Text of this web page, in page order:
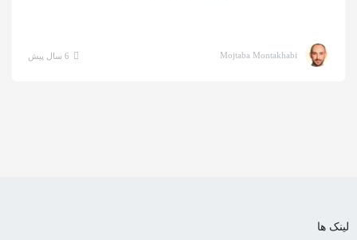
Mojtaba Montakhabi 6 سال پیش
لینک ها